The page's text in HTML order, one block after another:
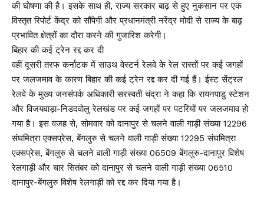
की घोषणा की है। इसके साथ ही, राज्य सरकार बाढ़ से हुए नुकसान पर एक
विस्तृत रिपोर्ट केंद्र को सौंपेगी और प्रधानमंत्री नरेंद्र मोदी से राज्य के बाढ़
प्रभावित क्षेत्रों का दौरा करने की गुजारिश करेगी।
बिहार की कई ट्रेन रद्द कर दी
वहीं दूसरी तरफ कर्नाटक में साउथ वेस्टर्न रेलवे के रेल रास्तों पर कई जगहों
पर जलजमाव के कारण बिहार की कई ट्रेन रद्द कर दी गई हैं। ईस्ट सेंट्रल
रेलवे के मुख्य जनसंपर्क अधिकारी सरस्वती चंद्रा ने कहा कि रायनपाडु स्टेशन
और विजयवाड़ा-निडदवोलु रेलखंड पर कई जगहों पर पटरियों पर जलजमाव हो
गया है। इस वजह से, सोमवार को दानापुर से चलने वाली गाड़ी संख्या 12296
संघमित्रा एक्सप्रेस, बेंगलुरु से चलने वाली गाड़ी संख्या 12295 संघमित्रा
एक्सप्रेस, बेंगलुरु से चलने वाली गाड़ी संख्या 06509 बेंगलुरु-दानापुर विशेष
रेलगाड़ी और चार सितंबर को दानापुर से चलने वाली गाड़ी संख्या 06510
दानापुर-बेंगलुरु विशेष रेलगाड़ी को रद्द कर दिया गया है।